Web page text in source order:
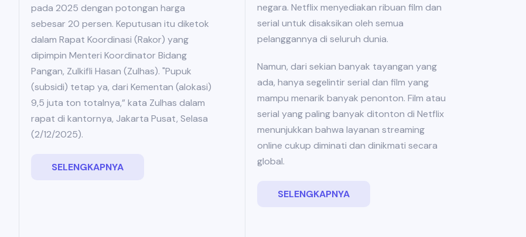
pada 2025 dengan potongan harga
sebesar 20 persen. Keputusan itu diketok
dalam Rapat Koordinasi (Rakor) yang
dipimpin Menteri Koordinator Bidang
Pangan, Zulkifli Hasan (Zulhas). "Pupuk
(subsidi) tetap ya, dari Kementan (alokasi)
9,5 juta ton totalnya,” kata Zulhas dalam
rapat di kantornya, Jakarta Pusat, Selasa
(2/12/2025).
SELENGKAPNYA
negara. Netflix menyediakan ribuan film dan
serial untuk disaksikan oleh semua
pelanggannya di seluruh dunia.
Namun, dari sekian banyak tayangan yang
ada, hanya segelintir serial dan film yang
mampu menarik banyak penonton. Film atau
serial yang paling banyak ditonton di Netflix
menunjukkan bahwa layanan streaming
online cukup diminati dan dinikmati secara
global.
SELENGKAPNYA